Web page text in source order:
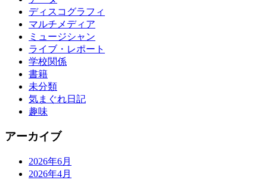
ディスコグラフィ
マルチメディア
ミュージシャン
ライブ・レポート
学校関係
書籍
未分類
気まぐれ日記
趣味
アーカイブ
2026年6月
2026年4月